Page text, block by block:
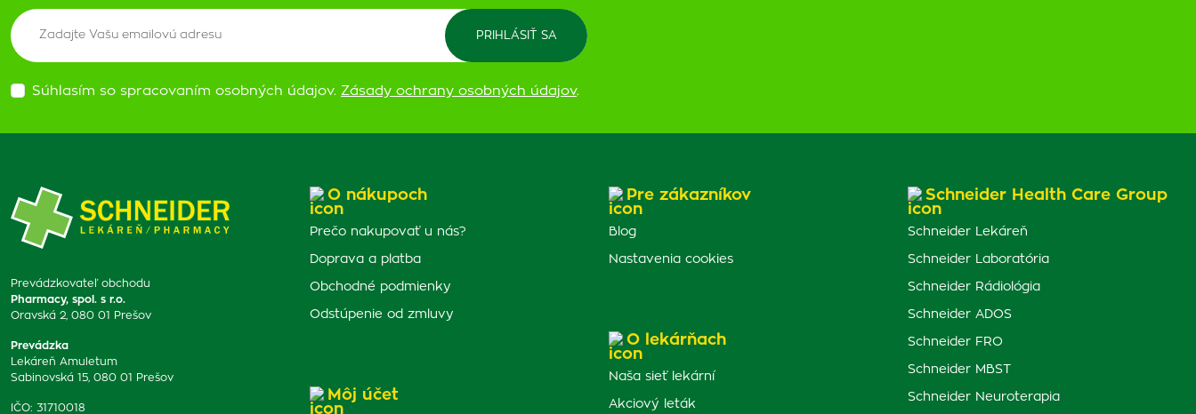
Súhlasím so spracovaním osobných údajov. Zásady ochrany osobných údajov.
Prevádzkovateľ obchodu
Pharmacy, spol. s r.o.
Oravská 2, 080 01 Prešov
Prevádzka
Lekáreň Amuletum
Sabinovská 15, 080 01 Prešov
IČO: 31710018
O nákupoch
Prečo nakupovať u nás?
Doprava a platba
Obchodné podmienky
Odstúpenie od zmluvy
Môj účet
Pre zákazníkov
Blog
Nastavenia cookies
O lekárňach
Naša sieť lekární
Akciový leták
Schneider Health Care Group
Schneider Lekáreň
Schneider Laboratória
Schneider Rádiológia
Schneider ADOS
Schneider FRO
Schneider MBST
Schneider Neuroterapia